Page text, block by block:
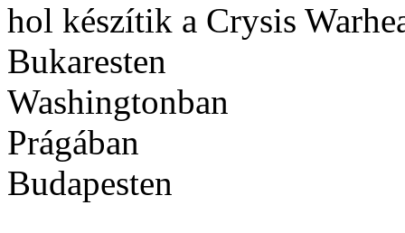
hol készítik a Crysis
Bukaresten
Washingtonban
Prágában
Budapesten